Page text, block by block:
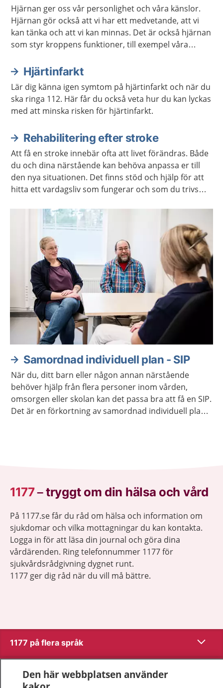
Hjärnan ger oss vår personlighet och våra känslor.
Hjärnan gör också att vi har ett medvetande, att vi
kan tänka och att vi kan minnas. Det är också hjärnan
som styr kroppens funktioner, till exempel våra
Hjärtinfarkt
Lär dig känna igen symtom på hjärtinfarkt och när du
ska ringa 112. Här får du också veta hur du kan lyckas
med att minska risken för hjärtinfarkt.
Rehabilitering efter stroke
Att få en stroke innebär ofta att livet förändras. Både
du och dina närstående kan behöva anpassa er till
den nya situationen. Det finns stöd och hjälp för att
hitta ett vardagsliv som fungerar och som du trivs
Samordnad individuell plan - SIP
När du, ditt barn eller någon annan närstående
behöver hjälp från flera personer inom vården,
omsorgen eller skolan kan det passa bra att få en SIP.
Det är en förkortning av samordnad individuell plan.
1177–tryggt om din hälsa och vård
På 1177.se får du råd om hälsa och information om
sjukdomar och vilka mottagningar du kan kontakta.
Logga in för att läsa din journal och göra dina
vårdärenden. Ring telefonnummer 1177 för
sjukvårdsrådgivning dygnet runt.
1177 ger dig råd när du vill må bättre.
1177 på flera språk Visa
Om 1177
Den här webbplatsen använder